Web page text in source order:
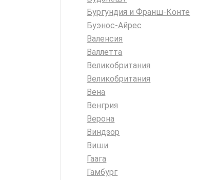
Бургундия и Франш-Конте
Буэнос-Айрес
Валенсия
Валлетта
Великобритания
Великобритания
Вена
Венгрия
Верона
Виндзор
Виши
Гаага
Гамбург